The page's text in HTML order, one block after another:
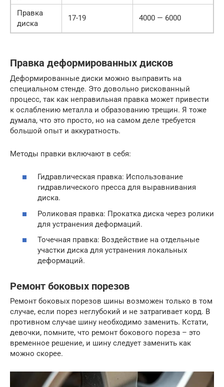
Правка
диска
17-19 4000 — 6000
Правка деформированных дисков
Деформированные диски можно выправить на
специальном стенде. Это довольно рискованный
процесс, так как неправильная правка может привести
к ослаблению металла и образованию трещин. Я тоже
думала, что это просто, но на самом деле требуется
большой опыт и аккуратность.
Методы правки включают в себя:
Гидравлическая правка: Использование
гидравлического пресса для выравнивания
диска.
Роликовая правка: Прокатка диска через ролики
для устранения деформаций.
Точечная правка: Воздействие на отдельные
участки диска для устранения локальных
деформаций.
Ремонт боковых порезов
Ремонт боковых порезов шины возможен только в том
случае, если порез неглубокий и не затрагивает корд. В
противном случае шину необходимо заменить. Кстати,
девочки, помните, что ремонт бокового пореза – это
временное решение, и шину следует заменить как
можно скорее.